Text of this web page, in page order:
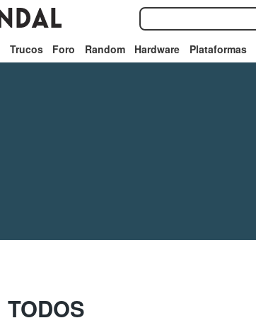
Trucos Foro Random Hardware Plataformas